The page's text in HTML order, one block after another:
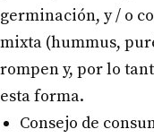
germinación, y / o
mixta (hummus,
rompen y, por lo
esta forma.
Consejo de